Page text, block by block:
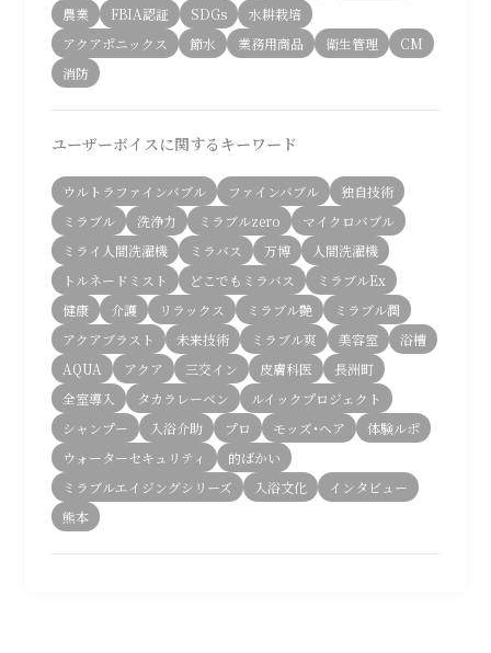
農業
FBIA認証 SDGs
水耕栽培
アクアポニックス
節水 業務用商品 衛生管理
CM
消防
ユーザーボイスに関するキーワード
ウルトラファインバブル ファインバブル
独自技術
ミラブル
洗浄力 ミラブルzero
マイクロバブル
ミライ人間洗濯機
ミラバス 万博
人間洗濯機
トルネードミスト
どこでもミラバス
ミラブルEx
健康
介護 リラックス ミラブル艶
ミラブル潤
アクアブラスト
未来技術 ミラブル爽 美容室
浴槽
AQUA
アクア 三交イン 皮膚科医
長洲町
全室導入
タカラレーベン
ルイックプロジェクト
シャンプー
入浴介助 プロ モッズ・ヘア
体験ルポ
ウォーターセキュリティ
的ばかい
ミラブルエイジングシリーズ
入浴文化
インタビュー
熊本